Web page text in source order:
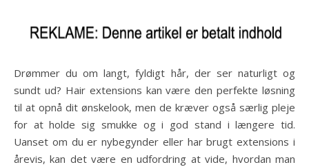
Drømmer du om langt, fyldigt hår, der ser naturligt og
sundt ud? Hair extensions kan være den perfekte løsning
til at opnå dit ønskelook, men de kræver også særlig pleje
for at holde sig smukke og i god stand i længere tid.
Uanset om du er nybegynder eller har brugt extensions i
årevis, kan det være en udfordring at vide, hvordan man